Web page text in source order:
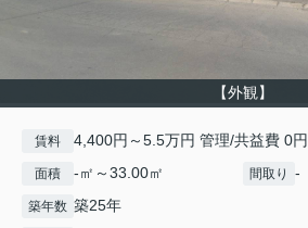
【外観】
賃料 4,400円～5.5万円 管理/共益費 0円
面積 -㎡～33.00㎡ 間取り -
築年数 築25年